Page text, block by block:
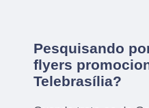
Pesquisando
flyers
Telebrasília?